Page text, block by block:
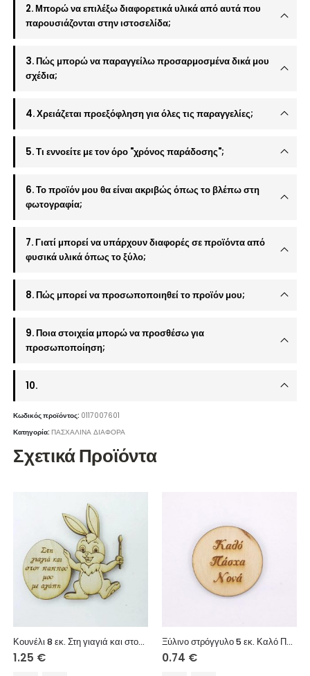
2. Μπορώ να επιλέξω διαφορετικά υλικά από αυτά που
παρουσιάζονται στην ιστοσελίδα;
3. Πώς μπορώ να παραγγείλω προσαρμοσμένα δικά μου
σχέδια;
4. Χρειάζεται προεξόφληση για όλες τις παραγγελίες;
5. Τι εννοείτε με τον όρο "χρόνος παράδοσης";
6. Το προϊόν μου θα είναι ακριβώς όπως το βλέπω στη
φωτογραφία;
7. Γιατί μπορεί να υπάρχουν διαφορές σε προϊόντα από
φυσικά υλικά όπως το ξύλο;
8. Πώς μπορεί να προσωποποιηθεί το προϊόν μου;
9. Ποια στοιχεία μπορώ να προσθέσω για
προσωποποίηση;
10.
Κωδικός προϊόντος: 0117007601
Κατηγορία:ΠΑΣΧΑΛΙΝΑ ΔΙΑΦΟΡΑ
Σχετικά Προϊόντα
Κουνέλι 8 εκ. Στη γιαγιά και στον παππού μου με αγάπη (αγόρι)
1.25 €
Ξύλινο στρόγγυλο 5 εκ. Καλό Πάσχα Νονά
0.74 €